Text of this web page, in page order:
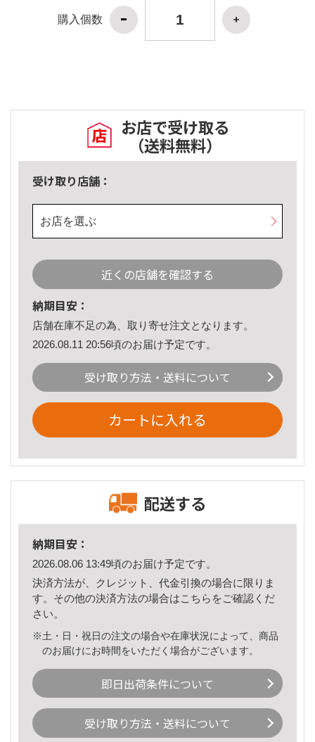
購入個数
お店で受け取る
（送料無料）
受け取り店舗：
お店を選ぶ
近くの店舗を確認する
納期目安：
店舗在庫不足の為、取り寄せ注文となります。
2026.08.11 20:56頃のお届け予定です。
受け取り方法・送料について
カートに入れる
配送する
納期目安：
2026.08.06 13:49頃のお届け予定です。
決済方法が、クレジット、代金引換の場合に限りま
す。その他の決済方法の場合はこちら をご確認くだ
さい。
※土・日・祝日の注文の場合や在庫状況によって、商品
のお届けにお時間をいただく場合がございます。
即日出荷条件について
受け取り方法・送料について